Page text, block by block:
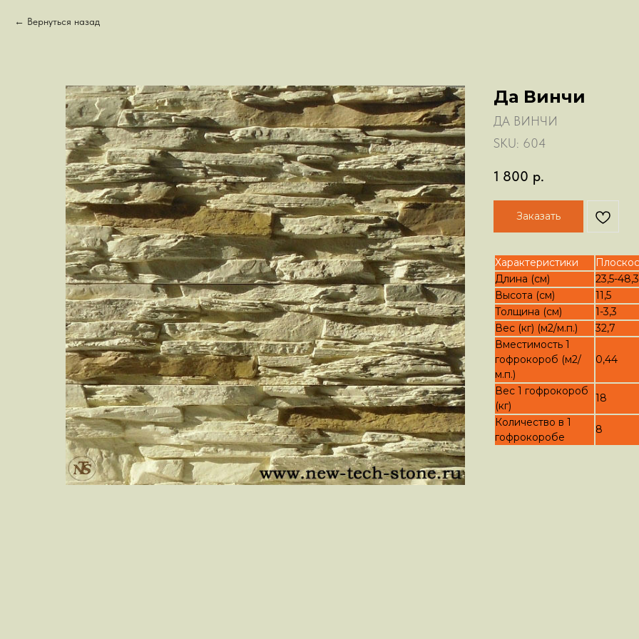
Вернуться назад
Да Винчи
ДА ВИНЧИ
SKU: 604
1 800 р.
Заказать
Характеристики
Длина (см)
23,5-48,3
Высота (см)
11,5
Толщина (см)
1-3,3
Вес (кг) (м2/м.п.)
32,7
Вместимость 1
гофрокороб (м2/
м.п.)
0,44
Вес 1 гофрокороб
(кг)
18
Количество в 1
гофрокоробе
8